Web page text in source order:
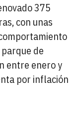
375
con unas
de
entre enero y
por inflación